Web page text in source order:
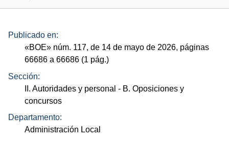
Publicado en:
«BOE» núm. 117, de 14 de mayo de 2026, páginas
66686 a 66686 (1 pág.)
Sección:
II. Autoridades y personal - B. Oposiciones y
concursos
Departamento:
Administración Local